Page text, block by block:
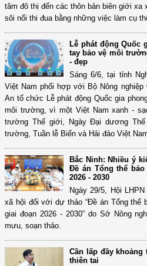
tâm đô thị đến các thôn bản biên giới xa
sôi nổi thi đua bằng những việc làm cụ
Lễ phát động Quốc
tay bảo vệ môi
- đẹp
Sáng 6/6, tại tỉnh
Việt Nam phối hợp với Bộ Nông
An tổ chức Lễ phát động Quốc gia
môi trường, vì một Việt Nam xanh -
trường Thế giới, Ngày Đại dương
trường, Tuần lễ Biển và Hải đảo Việt
Bắc Ninh: Nhiều ý
Đề án Tổng thể
2026 - 2030
Ngày 29/5, Hội
xã hội đối với dự thảo “Đề án Tổng thể
giai đoạn 2026 - 2030” do Sở Nông
mưu, soạn thảo.
Cần lấp đầy
thiên tai